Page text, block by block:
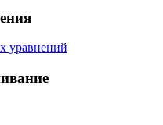
уравнений